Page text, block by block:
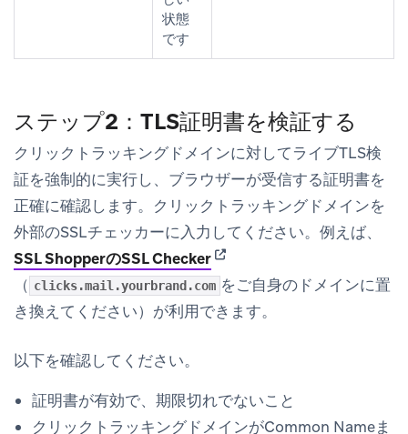
状態
です
ステップ2：TLS証明書を検証する
クリックトラッキングドメインに対してライブTLS検
証を強制的に実行し、ブラウザーが受信する証明書を
正確に確認します。クリックトラッキングドメインを
外部のSSLチェッカーに入力してください。例えば、
SSL ShopperのSSL Checker(opens in new tab)
（ clicks.mail.yourbrand.com をご自身のドメインに置
き換えてください）が利用できます。
以下を確認してください。
証明書が有効で、期限切れでないこと
クリックトラッキングドメインがCommon Nameま